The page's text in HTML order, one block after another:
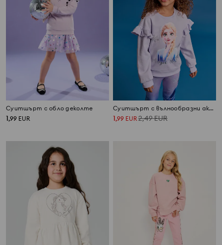
Суитшърт с обло деколте
1,99 EUR
Суитшърт с вълнообразни акценти Frozen
1,99 EUR 2,49EUR